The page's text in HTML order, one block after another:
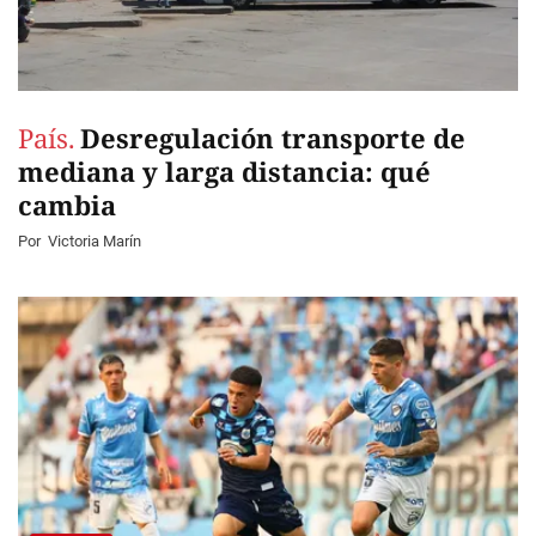
País. Desregulación transporte de
mediana y larga distancia: qué
cambia
Por Victoria Marín